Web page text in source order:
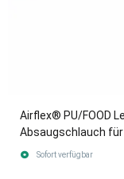
Airflex® PU/FOOD
Absaugschlauch
(Meterware)
Sofort verfügbar